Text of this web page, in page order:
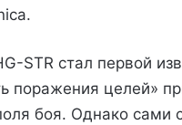
STR стал первой
поражения целей»
боя. Однако сами